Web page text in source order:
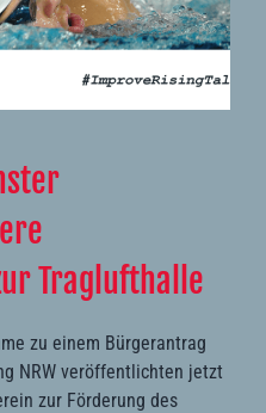
Traglufthalle
zu einem Bürgerantrag
NRW veröffentlichten jetzt
zur Förderung des